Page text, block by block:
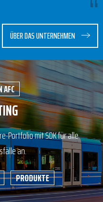
ÜBER DAS UNTERNEHMEN
AFC
Portfolio mit SDK für alle
an.
PRODUKTE